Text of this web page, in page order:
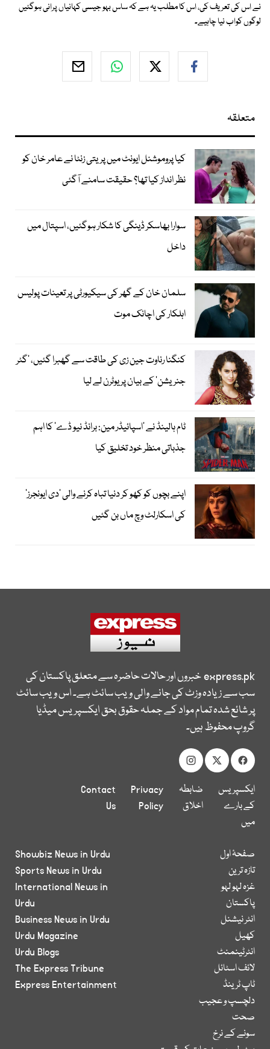
نے اس کی تعریف کی، اس کا مطلب یہ ہے کہ ساس بہو جیسی کہانیاں پرانی ہوگئیں
لوگوں کواب نیا چاہیے۔
متعلقہ
کیا پروموشنل ایونٹ میں پریتی زنٹا نے عامر خان کو
نظر انداز کیا تھا؟ حقیقت سامنے آگئی
سوارا بھاسکر ڈینگی کا شکار ہوگئیں، اسپتال میں
داخل
سلمان خان کے گھر کی سیکیورٹی پر تعینات پولیس
اہلکار کی اچانک موت
کنگنا رناوت جین زی کی طاقت سے گھبرا گئیں، ’گٹر
جنریشن‘ کے بیان پر یوٹرن لے لیا
ٹام ہالینڈ نے ’اسپائیڈر مین: برانڈ نیو ڈے‘ کا اہم
جذباتی منظر خود تخلیق کیا
اپنے بچوں کو کھو کر دنیا تباہ کرنے والی ’دی ایونجرز‘
کی اسکارلٹ وچ ماں بن گئیں
express.pkخبروں اور حالات حاضرہ سے متعلق پاکستان کی
سب سے زیادہ وزٹ کی جانے والی ویب سائٹ ہے۔ اس ویب سائٹ
پر شائع شدہ تمام مواد کے جملہ حقوق بحق ایکسپریس میڈیا
گروپ محفوظ ہیں۔
ایکسپریس
کے بارے
میں
ضابطہ
اخلاق
Privacy
Policy
Contact
Us
صفحۂ اول
تازہ ترین
غزہ لہو لہو
پاکستان
انٹر نیشنل
کھیل
انٹرٹینمنٹ
لائف اسٹائل
ٹاپ ٹرینڈ
دلچسپ و عجیب
صحت
سونے کے نرخ
Showbiz News in Urdu
Sports News in Urdu
International News in
Urdu
Business News in Urdu
Urdu Magazine
Urdu Blogs
The Express Tribune
Express Entertainment